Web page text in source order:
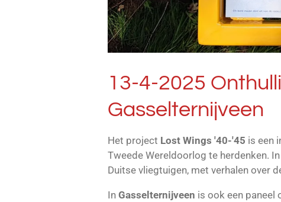
13-4-2025
Gasselternijveen
Het project Lost Wings '40-'45 is een
Tweede Wereldoorlog te herdenken.
Duitse vliegtuigen, met verhalen over
In Gasselternijveen is ook een paneel